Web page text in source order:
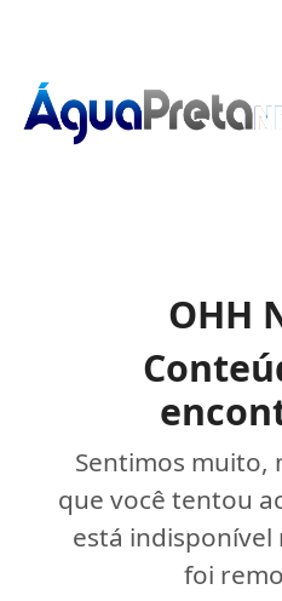
OHH
Sentimos muito,
que você tentou
está
foi